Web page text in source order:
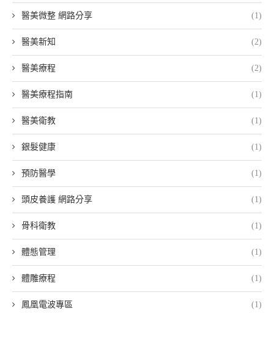
醫美微整 網路分享 (1)
醫美新知 (2)
醫美療程 (2)
醫美療程指南 (1)
醫美衛教 (1)
銀髮健康 (1)
預防醫學 (1)
頭皮養護 網路分享 (1)
骨科衛教 (1)
體態管理 (1)
體雕療程 (1)
鳳凰電波專區 (1)